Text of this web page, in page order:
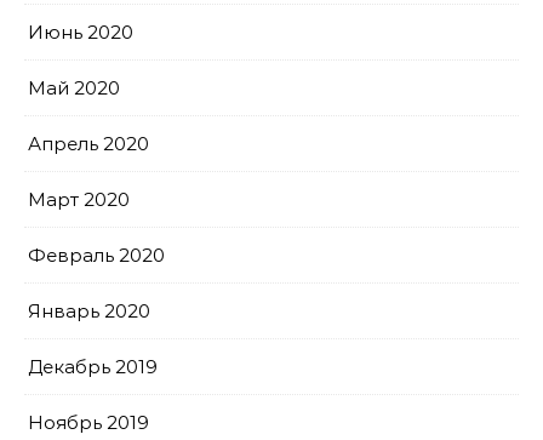
Июнь 2020
Май 2020
Апрель 2020
Март 2020
Февраль 2020
Январь 2020
Декабрь 2019
Ноябрь 2019